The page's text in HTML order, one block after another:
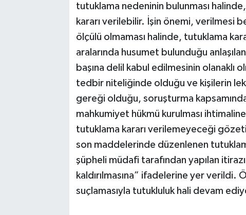
tutuklama nedeninin bulunması
kararı verilebilir. İşin önemi, verilmesi
ölçülü olmaması halinde, tutuklama
aralarında husumet bulunduğu
başına delil kabul edilmesinin olanaklı
tedbir niteliğinde olduğu ve kişilerin
gereği olduğu, soruşturma kapsamında
mahkumiyet hükmü kurulması
tutuklama kararı verilemeyeceği
son maddelerinde düzenlenen
şüpheli müdafi tarafından yapılan
kaldırılmasına” ifadelerine yer verildi.
suçlamasıyla tutukluluk hali devam